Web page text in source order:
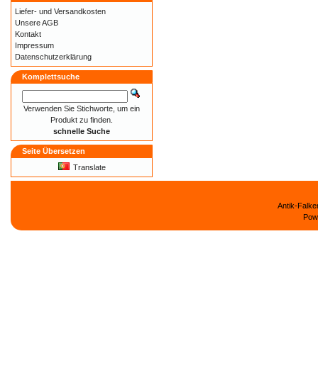
Liefer- und Versandkosten
Unsere AGB
Kontakt
Impressum
Datenschutzerklärung
Komplettsuche
Verwenden Sie Stichworte, um ein
Produkt zu finden.
schnelle Suche
Seite Übersetzen
Translate
Antik-